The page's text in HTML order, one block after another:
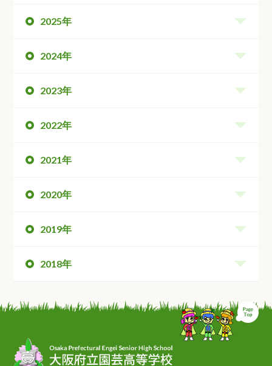
2025年
2024年
2023年
2022年
2021年
2020年
2019年
2018年
ペ